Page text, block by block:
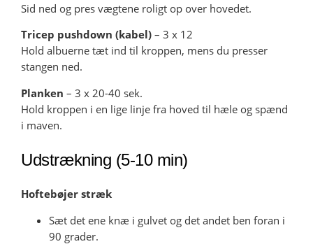
Sid ned og pres vægtene roligt op over hovedet.
Tricep pushdown (kabel) – 3 x 12
Hold albuerne tæt ind til kroppen, mens du presser
stangen ned.
Planken – 3 x 20-40 sek.
Hold kroppen i en lige linje fra hoved til hæle og spænd
i maven.
Udstrækning (5-10 min)
Hoftebøjer stræk
Sæt det ene knæ i gulvet og det andet ben foran i
90 grader.